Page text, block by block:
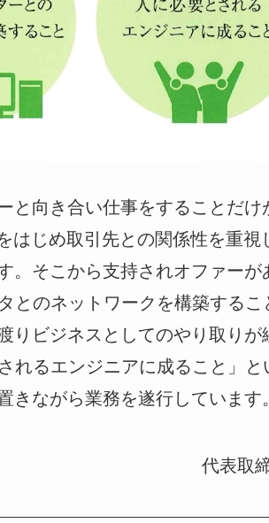
と向き合い仕事をすることだけ
はじめ取引先との関係性を重視
。そこから支持されオファーが
とのネットワークを構築するこ
りビジネスとしてのやり取りが
れるエンジニアに成ること」と
ながら業務を遂行しています。
代表取